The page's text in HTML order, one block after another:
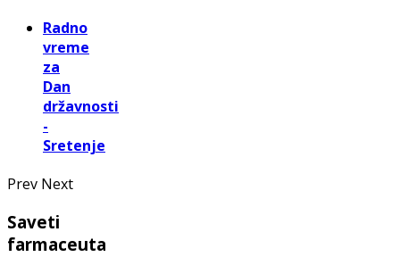
Radno
vreme
za
Dan
državnosti
-
Sretenje
Prev Next
Saveti
farmaceuta